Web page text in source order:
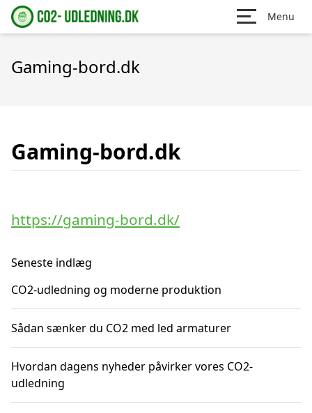
Menu
Gaming-bord.dk
Gaming-bord.dk
https://gaming-bord.dk/
Seneste indlæg
CO2-udledning og moderne produktion
Sådan sænker du CO2 med led armaturer
Hvordan dagens nyheder påvirker vores CO2-
udledning